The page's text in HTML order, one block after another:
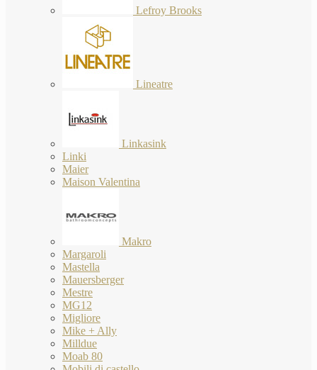
Lefroy Brooks
Lineatre
Linkasink
Linki
Maier
Maison Valentina
Makro
Margaroli
Mastella
Mauersberger
Mestre
MG12
Migliore
Mike + Ally
Milldue
Moab 80